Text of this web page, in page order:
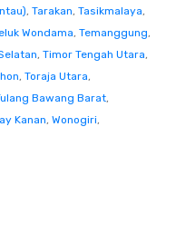
, Tarakan, Tasikmalaya,
Wondama, Temanggung,
, Timor Tengah Utara,
, Toraja Utara,
Bawang Barat,
Kanan, Wonogiri,